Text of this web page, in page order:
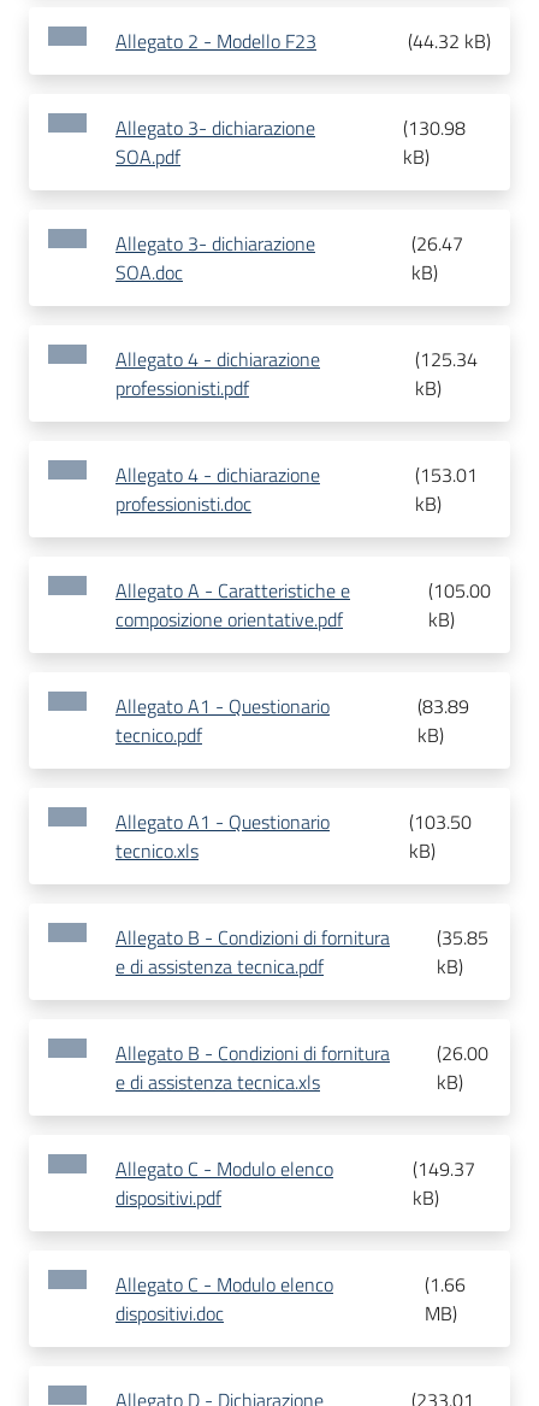
Allegato 2 - Modello F23 (44.32 kB)
Allegato 3- dichiarazione
SOA.pdf
(130.98
kB)
Allegato 3- dichiarazione
SOA.doc
(26.47
kB)
Allegato 4 - dichiarazione
professionisti.pdf
(125.34
kB)
Allegato 4 - dichiarazione
professionisti.doc
(153.01
kB)
Allegato A - Caratteristiche e
composizione orientative.pdf
(105.00
kB)
Allegato A1 - Questionario
tecnico.pdf
(83.89
kB)
Allegato A1 - Questionario
tecnico.xls
(103.50
kB)
Allegato B - Condizioni di fornitura
e di assistenza tecnica.pdf
(35.85
kB)
Allegato B - Condizioni di fornitura
e di assistenza tecnica.xls
(26.00
kB)
Allegato C - Modulo elenco
dispositivi.pdf
(149.37
kB)
Allegato C - Modulo elenco
dispositivi.doc
(1.66
MB)
Allegato D - Dichiarazione (233.01